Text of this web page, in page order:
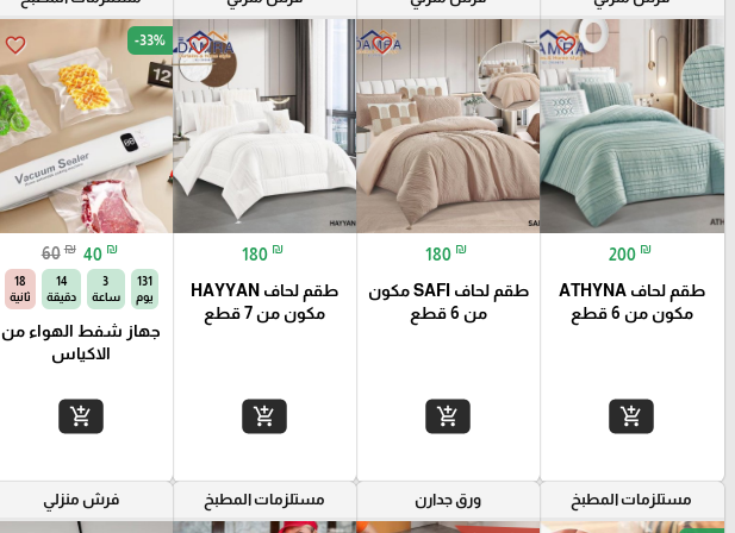
favorite_border
200 ₪
طقم لحاف ATHYNA
مكون من 6 قطع
add_shopping_cart
favorite_border
180 ₪
طقم لحاف SAFI مكون
من 6 قطع
add_shopping_cart
favorite_border
180 ₪
طقم لحاف HAYYAN
مكون من 7 قطع
add_shopping_cart
favorite_border -33%
60 ₪ 40 ₪
131
يوم
3
ساعة
14
دقيقة
16
ثانية
جهاز شفط الهواء من
الاكياس
add_shopping_cart
مستلزمات المطبخ ورق جدارن مستلزمات المطبخ فرش منزلي